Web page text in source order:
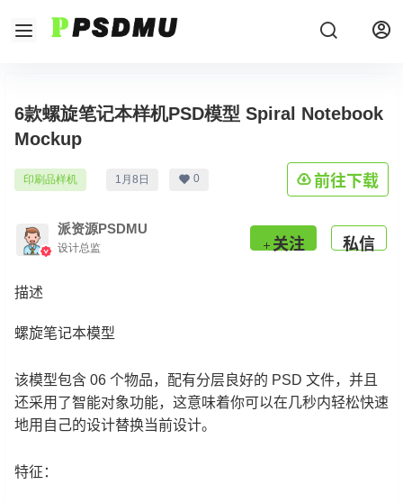
6款螺旋笔记本样机PSD模型 Spiral Notebook
Mockup
印刷品样机 1月8日 0 前往下载
派资源PSDMU
设计总监 关注 私信
描述
螺旋笔记本模型
该模型包含 06 个物品，配有分层良好的 PSD 文件，并且
还采用了智能对象功能，这意味着你可以在几秒内轻松快速
地用自己的设计替换当前设计。
特征：